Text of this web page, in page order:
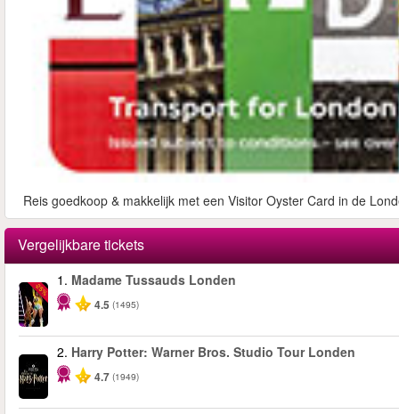
Reis goedkoop & makkelijk met een Visitor Oyster Card in de
Vergelijkbare tickets
-25%
1. Madame Tussauds Londen
4.5 (1495)
2. Harry Potter: Warner Bros. Studio Tour Londen
4.7 (1949)